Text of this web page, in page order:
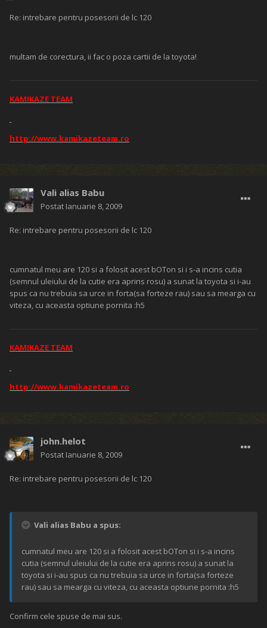
Re: intrebare pentru posesorii de lc 120
multam de corectura, ii fac o poza cartii de la toyota!
KAMIKAZE TEAM
http://www.kamikazeteam.ro
Vali alias Babu
Postat Ianuarie 8, 2009
Re: intrebare pentru posesorii de lc 120
cumnatul meu are 120 si a folosit acest bOTon si i s-a incins cutia
(semnul uleiului de la cutie era aprins rosu) a sunat la toyota si i-au
spus ca nu trebuia sa urce in forta(sa forteze rau) sau sa mearga cu
viteza, cu aceasta optiune pornita :h5
KAMIKAZE TEAM
http://www.kamikazeteam.ro
john.helot
Postat Ianuarie 8, 2009
Re: intrebare pentru posesorii de lc 120
Vali alias Babu a spus:
cumnatul meu are 120 si a folosit acest bOTon si i s-a incins
cutia (semnul uleiului de la cutie era aprins rosu) a sunat la
toyota si i-au spus ca nu trebuia sa urce in forta(sa forteze
rau) sau sa mearga cu viteza, cu aceasta optiune pornita :h5
Confirm cele spuse de mai sus.